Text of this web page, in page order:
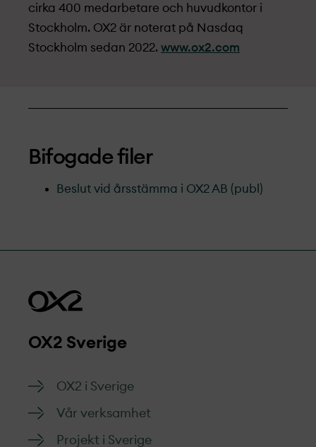
cirka 400 medarbetare och huvudkontor i
Stockholm. OX2 är noterat på Nasdaq
Stockholm sedan 2022. www.ox2.com
Bifogade filer
Beslut vid årsstämma i OX2 AB (publ)
OX2 Sverige
OX2 i Sverige
Vår verksamhet
Projekt­ i Sverige